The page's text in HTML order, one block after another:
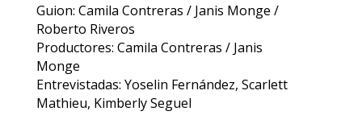
Guion: Camila Contreras / Janis Monge /
Roberto Riveros
Productores: Camila Contreras / Janis
Monge
Entrevistadas: Yoselin Fernández, Scarlett
Mathieu, Kimberly Seguel